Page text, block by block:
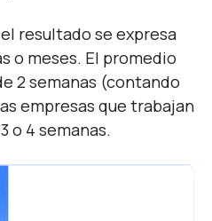
resultado se expresa
o meses. El promedio
2 semanas (contando
empresas que trabajan
o 4 semanas.